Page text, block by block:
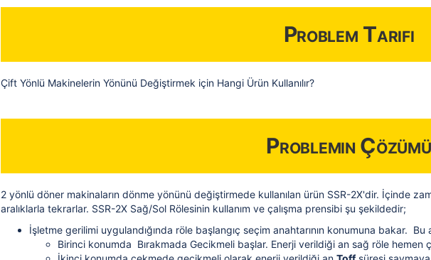
Problem Tarifi
Çift Yönlü Makinelerin Yönünü Değiştirmek için Hangi Ürün Kullanılır?
Problemin Çözümü
2 yönlü döner makinaların dönme yönünü değiştirmede kullanılan ürün SSR-2X'dir. İçinde
aralıklarla tekrarlar. SSR-2X Sağ/Sol Rölesinin kullanım ve çalışma prensibi şu şekildedir;
İşletme gerilimi uygulandığında röle başlangıç seçim anahtarının konumuna bakar. Bu
Birinci konumda Bırakmada Gecikmeli başlar. Enerji verildiği an sağ röle hemen